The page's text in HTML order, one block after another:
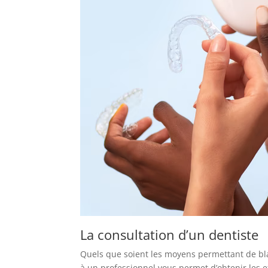
La consultation d’un dentiste
Quels que soient les moyens permettant de